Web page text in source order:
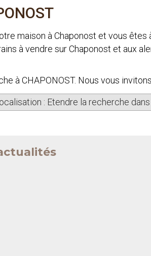
maison à Chaponost et vous êtes
à vendre sur Chaponost et aux
à CHAPONOST. Nous vous
: Etendre la recherche